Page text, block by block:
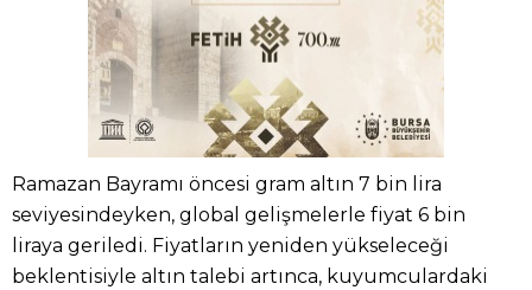
Ramazan Bayramı öncesi gram altın 7 bin lira
seviyesindeyken, global gelişmelerle fiyat 6 bin
liraya geriledi. Fiyatların yeniden yükseleceği
beklentisiyle altın talebi artınca, kuyumculardaki